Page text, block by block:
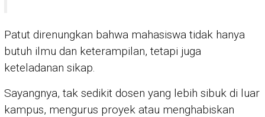
Patut direnungkan bahwa mahasiswa tidak hanya
butuh ilmu dan keterampilan, tetapi juga
keteladanan sikap.
Sayangnya, tak sedikit dosen yang lebih sibuk di luar
kampus, mengurus proyek atau menghabiskan